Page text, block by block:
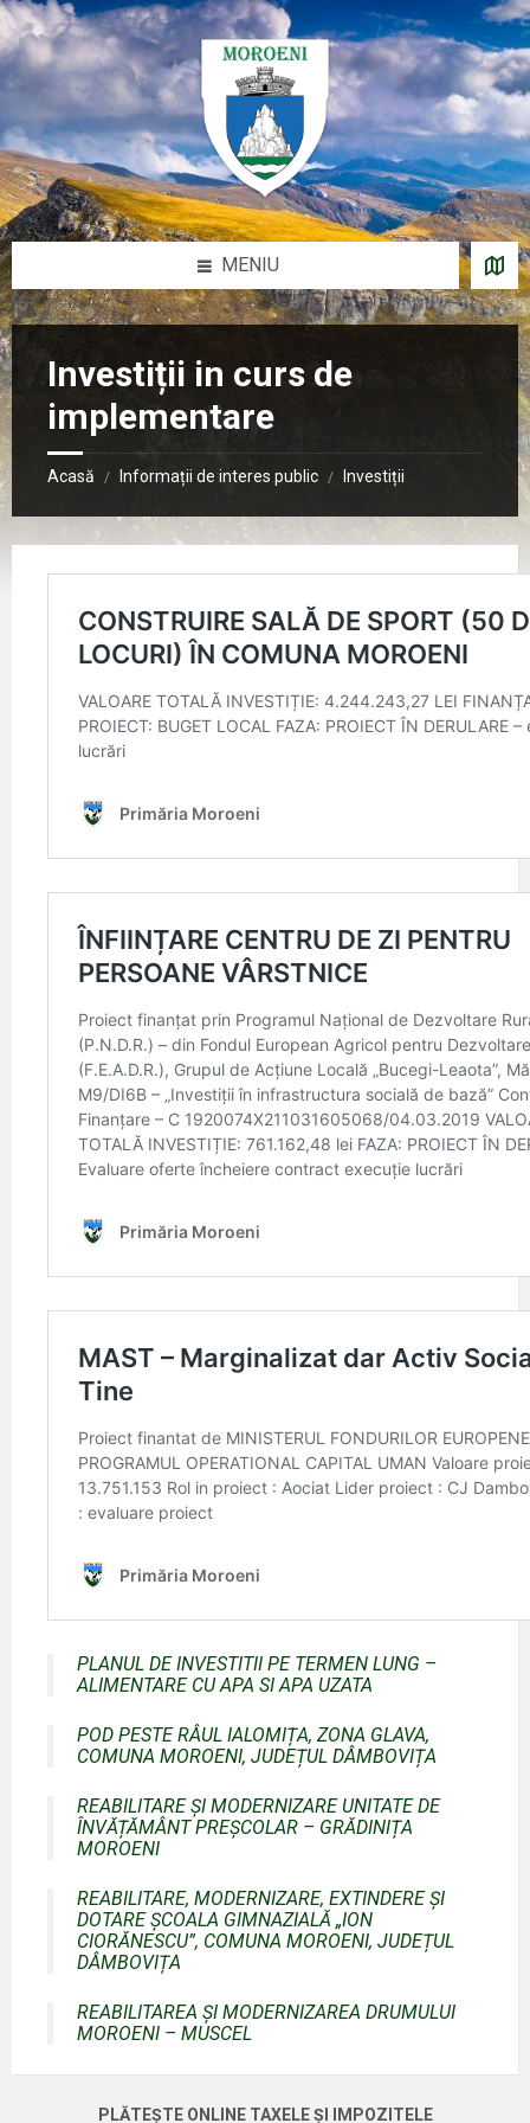
Sari
la
conținut
Salt
la
bara
laterală
stângă
Salt
la
subsol
MENIU
Investiții in curs de
implementare
Acasă / Informații de interes public / Investiții
PLANUL DE INVESTITII PE TERMEN LUNG –
ALIMENTARE CU APA SI APA UZATA
POD PESTE RÂUL IALOMIȚA, ZONA GLAVA,
COMUNA MOROENI, JUDEȚUL DÂMBOVIȚA
REABILITARE ȘI MODERNIZARE UNITATE DE
ÎNVĂȚĂMÂNT PREȘCOLAR – GRĂDINIȚA
MOROENI
REABILITARE, MODERNIZARE, EXTINDERE ȘI
DOTARE ȘCOALA GIMNAZIALĂ „ION
CIORĂNESCU”, COMUNA MOROENI, JUDEȚUL
DÂMBOVIȚA
REABILITAREA ȘI MODERNIZAREA DRUMULUI
MOROENI – MUSCEL
PLĂTEȘTE ONLINE TAXELE ȘI IMPOZITELE